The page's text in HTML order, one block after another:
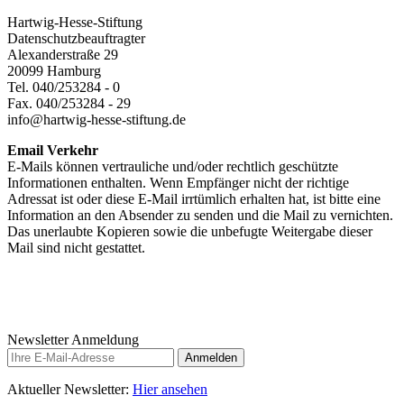
Hartwig-Hesse-Stiftung
Datenschutzbeauftragter
Alexanderstraße 29
20099 Hamburg
Tel. 040/253284 - 0
Fax. 040/253284 - 29
info@hartwig-hesse-stiftung.de
Email Verkehr
E-Mails können vertrauliche und/oder rechtlich geschützte
Informationen enthalten. Wenn Empfänger nicht der richtige
Adressat ist oder diese E-Mail irrtümlich erhalten hat, ist bitte eine
Information an den Absender zu senden und die Mail zu vernichten.
Das unerlaubte Kopieren sowie die unbefugte Weitergabe dieser
Mail sind nicht gestattet.
Newsletter Anmeldung
Anmelden
Aktueller Newsletter: Hier ansehen